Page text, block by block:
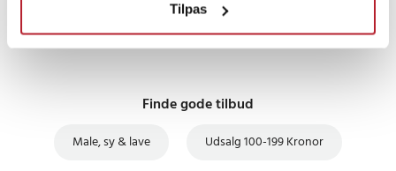
Tilpas
Finde gode tilbud
Male, sy & lave Udsalg 100-199 Kronor